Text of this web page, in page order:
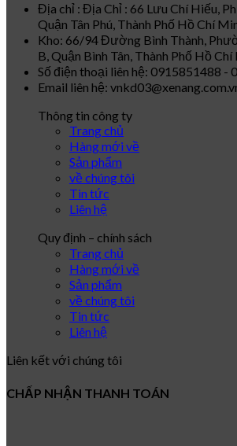
Địa chỉ : Địa Chỉ : 66 Lưu Chí Hiếu,
Quận Tân Phú, Thành Phố Hồ Chí
Kho: 66/94 Đường Bình Thành,
B, Quận Bình Tân, Thành Phố Hồ Chí
Số điện thoại liên hệ: 0915851488 -
Email liên hệ:
Thông tin công ty
Trang chủ
Hàng mới về
Sản phẩm
về chúng tôi
Tin tức
Liên hệ
Quy định – chính sách
Trang chủ
Hàng mới về
Sản phẩm
về chúng tôi
Tin tức
Liên hệ
Liên kết với chúng tôi
CHẤP NHẬN THANH TOÁN